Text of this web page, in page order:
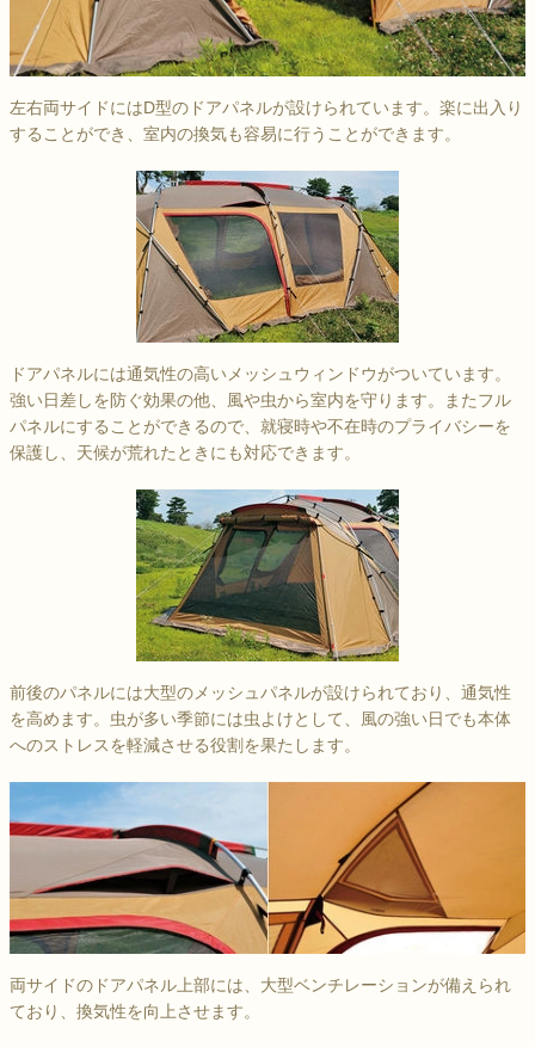
左右両サイドにはD型のドアパネルが設けられています。楽に出入り
することができ、室内の換気も容易に行うことができます。
ドアパネルには通気性の高いメッシュウィンドウがついています。
強い日差しを防ぐ効果の他、風や虫から室内を守ります。またフル
パネルにすることができるので、就寝時や不在時のプライバシーを
保護し、天候が荒れたときにも対応できます。
前後のパネルには大型のメッシュパネルが設けられており、通気性
を高めます。虫が多い季節には虫よけとして、風の強い日でも本体
へのストレスを軽減させる役割を果たします。
両サイドのドアパネル上部には、大型ベンチレーションが備えられ
ており、換気性を向上させます。